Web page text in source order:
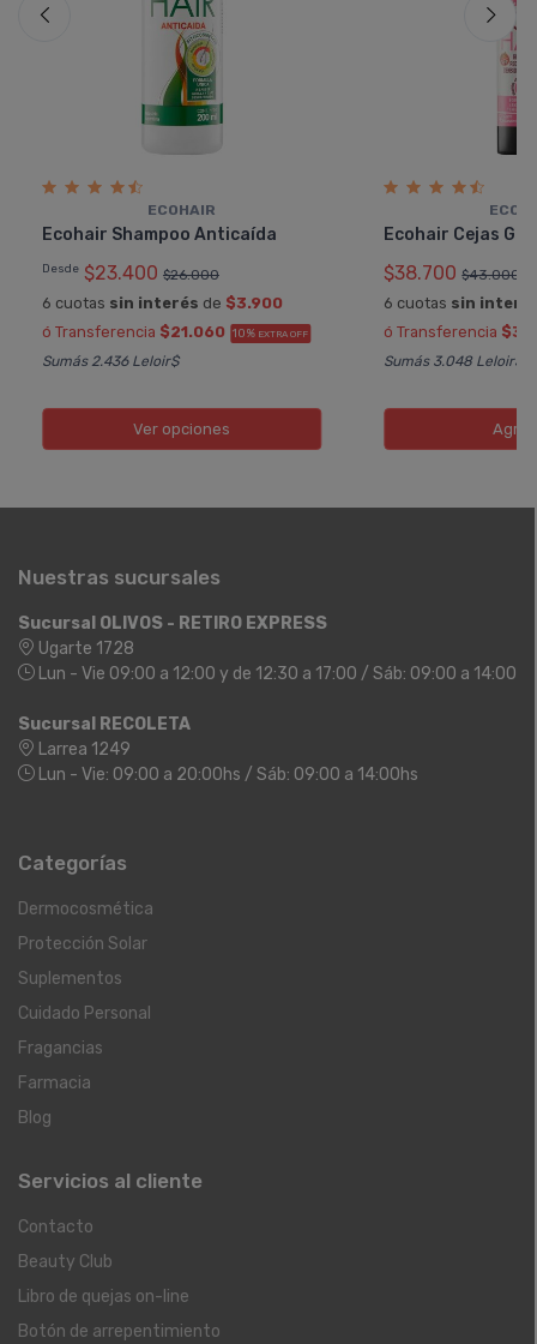
ECOHAIR
Ecohair Shampoo Anticaí­da
Desde $23.400 $26.000
6 cuotas sin interés de $3.900
ó Transferencia $21.060 10% EXTRA OFF
Sumás 2.436 Leloir$
Ver opciones
Ecohair Cejas
$38.700 $43.000
6 cuotas sin
ó Transferencia
Sumás 3.048 Leloir$
Nuestras sucursales
Sucursal OLIVOS - RETIRO EXPRESS
Ugarte 1728
Lun - Vie 09:00 a 12:00 y de 12:30 a 17:00 / Sáb: 09:00 a 14:00
Sucursal RECOLETA
Larrea 1249
Lun - Vie: 09:00 a 20:00hs / Sáb: 09:00 a 14:00hs
Categorías
Dermocosmética
Protección Solar
Suplementos
Cuidado Personal
Fragancias
Farmacia
Blog
Servicios al cliente
Contacto
Beauty Club
Libro de quejas on-line
Botón de arrepentimiento